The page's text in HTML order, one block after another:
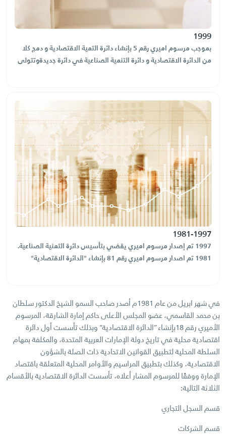
1999
بموجب مرسوم اميري رقم 5 بإنشاء دائرة التمية الاقتصادية و دمج كلا
من الدائرة الاقتصادية و دائرة التنمية الصناعية في دائرة جديدةوتتولى
الاقتصادية التابعة لإمارة الشارقة.
1981-1997
1997 تم إصدار مرسوم اميري يقضي بتأسيس دائرة التمنية الصناعية.
1981 تم اصدار مرسوم اميري رقم 81 بإنشاء "الدائرة الاقتصادية"
في شهر ابريل من عام 1981م أصدر صاحب السمو الشيخ الدكتور سلطان
بن محمد القاسمي، عضو المجلس الأعلى حاكم إمارة الشارقة، المرسوم
الأميري رقم 18بإنشاء ”الدائرة الاقتصادية“ وبذلك تأسست أول دائرة
اقتصادية محلية في تاريخ دولة الإمارات العربية المتحدة، والمكلفة بمهام
السلطة المحلية لتطبيق القوانين الاتحادية ذات الصلة بالشؤون
الاقتصادية، وكذلك بتطبيق المراسيم والأوامر المحلية المتعلقة باقتصاد
الإمارة ووفقًا للمرسوم المشار أعلاه، تأسست الدائرة الاقتصادية بالأقسام
الثلاثة التالية:
قسم السجل التجاري
قسم الشركات